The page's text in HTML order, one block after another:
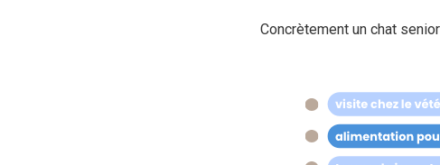
Concrètement un chat